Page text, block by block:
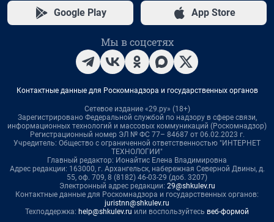
Google Play App Store
Мы в соцсетях
Контактные данные для Роскомнадзора и государственных органов
Сетевое издание «29.ру» (18+)
Зарегистрировано Федеральной службой по надзору в сфере связи,
информационных технологий и массовых коммуникаций (Роскомнадзор)
Регистрационный номер ЭЛ № ФС 77– 84687 от 06.02.2023 г.
Учредитель: Общество с ограниченной ответственностью "ИНТЕРНЕТ
ТЕХНОЛОГИИ"
Главный редактор: Ионайтис Елена Владимировна
Адрес редакции: 163000, г. Архангельск, набережная Северной Двины, д.
55, оф. 709, 8 (8182) 46-03-29 (доб. 3207)
Электронный адрес редакции: 29@shkulev.ru
Контактные данные для Роскомнадзора и государственных органов:
juristnn@shkulev.ru
Техподдержка: help@shkulev.ru или воспользуйтесь веб-формой